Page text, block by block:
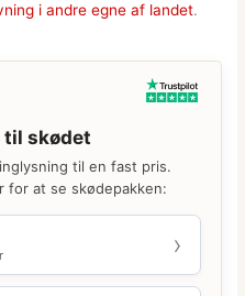
i andre egne af landet.
skødet
til en fast pris.
at se skødepakken: